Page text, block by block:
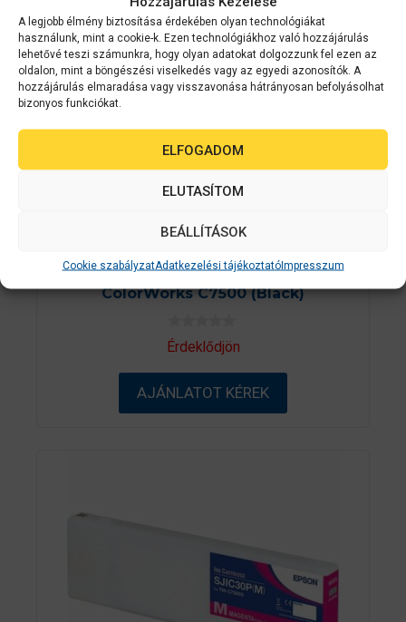
A legjobb élmény biztosítása érdekében olyan technológiákat
használunk, mint a cookie-k. Ezen technológiákhoz való hozzájárulás
lehetővé teszi számunkra, hogy olyan adatokat dolgozzunk fel ezen az
oldalon, mint a böngészési viselkedés vagy az egyedi azonosítók. A
hozzájárulás elmaradása vagy visszavonása hátrányosan befolyásolhat
bizonyos funkciókat.
ELFOGADOM
ELUTASÍTOM
BEÁLLÍTÁSOK
Cookie szabályzatAdatkezelési tájékoztatóImpresszum
Epson kellékanyag
Epson SJIC26P(K): Ink cartridge for
ColorWorks C7500 (Black)
0
a
-
ő
Érdeklődjön
AJÁNLATOT KÉREK